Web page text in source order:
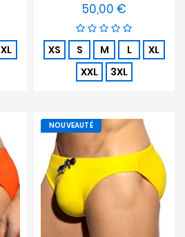
XL
50,00 €
XS S M L
XL
XXL
3XL
NOUVEAUTÉ